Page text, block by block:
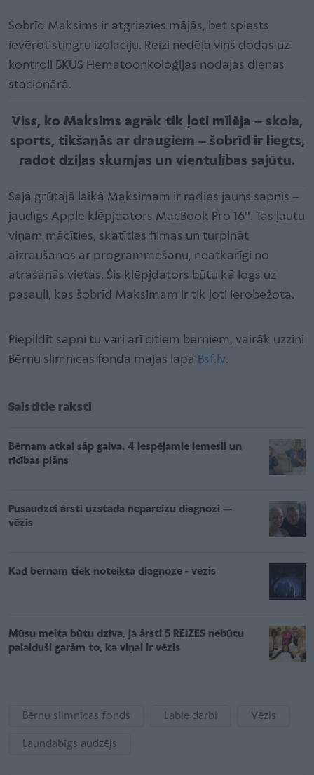
Šobrīd Maksims ir atgriezies mājās, bet spiests
ievērot stingru izolāciju. Reizi nedēļā viņš dodas uz
kontroli BKUS Hematoonkoloģijas nodaļas dienas
stacionārā.
Viss, ko Maksims agrāk tik ļoti mīlēja – skola,
sports, tikšanās ar draugiem – šobrīd ir liegts,
radot dziļas skumjas un vientulības sajūtu.
Šajā grūtajā laikā Maksimam ir radies jauns sapnis –
jaudīgs Apple klēpjdators MacBook Pro 16''. Tas ļautu
viņam mācīties, skatīties filmas un turpināt
aizraušanos ar programmēšanu, neatkarīgi no
atrašanās vietas. Šis klēpjdators būtu kā logs uz
pasauli, kas šobrīd Maksimam ir tik ļoti ierobežota.
Piepildīt sapni tu vari arī citiem bērniem, vairāk uzzini
Bērnu slimnīcas fonda mājas lapā Bsf.lv.
Saistītie raksti
Bērnam atkal sāp galva. 4 iespējamie iemesli un
rīcības plāns
Pusaudzei ārsti uzstāda nepareizu diagnozi —
vēzis
Kad bērnam tiek noteikta diagnoze - vēzis
Mūsu meita būtu dzīva, ja ārsti 5 REIZES nebūtu
palaiduši garām to, ka viņai ir vēzis
Bērnu slimnīcas fonds Labie darbi Vēzis
Ļaundabīgs audzējs